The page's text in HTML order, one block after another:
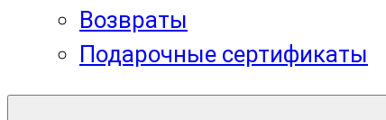
Возвраты
Подарочные сертификаты